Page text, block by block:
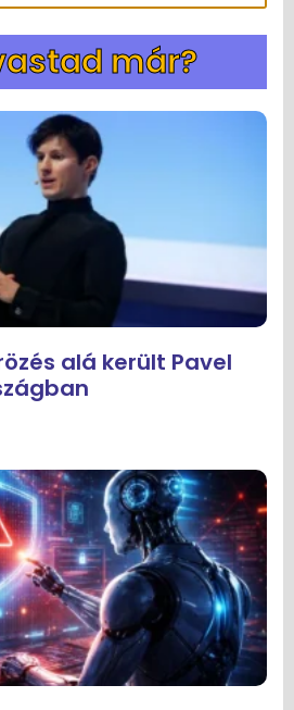
már?
alá került Pavel